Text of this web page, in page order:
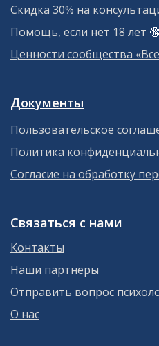
Скидка 30% на
Помощь, если нет 18 лет 🔞
Ценности сообщества
Документы
Пользовательское
Политика
Согласие на обработку
Связаться с нами
Контакты
Наши партнеры
Отправить вопрос
О нас